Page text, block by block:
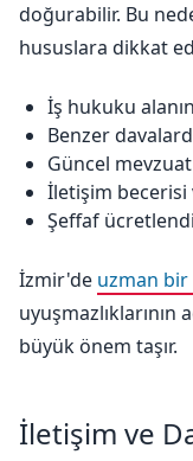
doğurabilir. Bu
hususlara dikkat
İş hukuku
Benzer
Güncel
İletişim
Şeffaf
İzmir'de uzman bir
büyük önem taşır.
İletişim ve